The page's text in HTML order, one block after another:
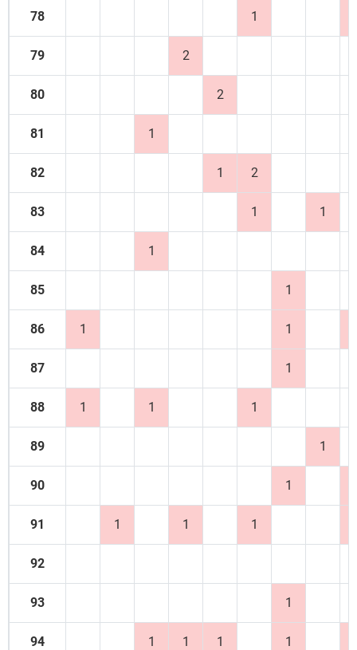
78 1
79 2
80 2
81 1
82 1 2
83 1 1
84 1
85 1
86 1 1
87 1
88 1 1 1
89 1
90 1
91 1 1 1
92
93 1
94 1 1 1 1